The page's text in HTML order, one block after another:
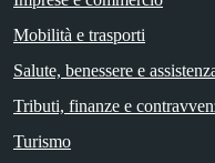
Mobilità e trasporti
Salute, benessere e
Tributi, finanze e
Turismo